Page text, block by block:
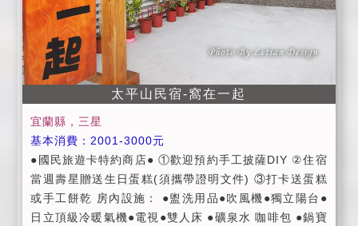
宿或當日壽星慶生住宿，每房可依當日房價再優惠500
元喔~ 如自帶牙膏、牙刷、浴帽、刮鬍刀、毛巾、浴
巾、梳子(毛巾、浴巾、洗髮精、沐浴乳這邊有提供)，
每房贈送一包三星蔥牛舌餅及貴妃金棗ㄧ包耶~ 讓您住
宿的同時亦可做環保捐愛心，結合大家的力量，為環保
盡一份心力， 謝謝您~第二天續住不更換床單及毛巾，
不用打掃，依不更換之天數，每天優惠房價500元作獎
太平山民宿-窩在一起
宜蘭縣，三星
基本消費：2001-3000元
●國民旅遊卡特約商店● ①歡迎預約手工披薩DIY ②住宿
當週壽星贈送生日蛋糕(須攜帶證明文件) ③打卡送蛋糕
或手工餅乾 房內設施： ●盥洗用品●吹風機●獨立陽台●
日立頂級冷暖氣機●電視●雙人床 ●礦泉水 咖啡包 ●鍋寶